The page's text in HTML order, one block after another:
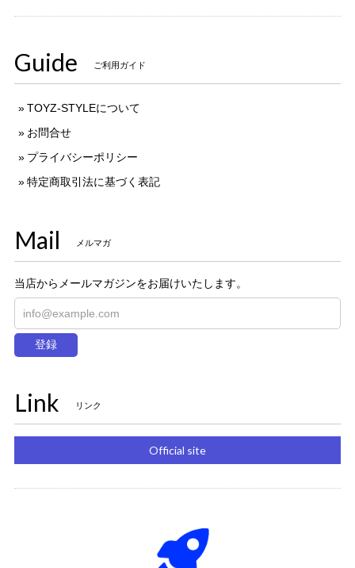
Guide ご利用ガイド
TOYZ-STYLEについて
お問合せ
プライバシーポリシー
特定商取引法に基づく表記
Mail メルマガ
当店からメールマガジンをお届けいたします。
登録
Link リンク
Official site